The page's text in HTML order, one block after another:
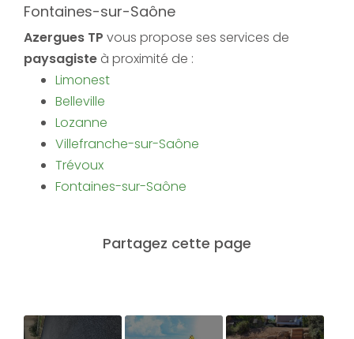
Fontaines-sur-Saône
Azergues TP vous propose ses services de
paysagiste à proximité de :
Limonest
Belleville
Lozanne
Villefranche-sur-Saône
Trévoux
Fontaines-sur-Saône